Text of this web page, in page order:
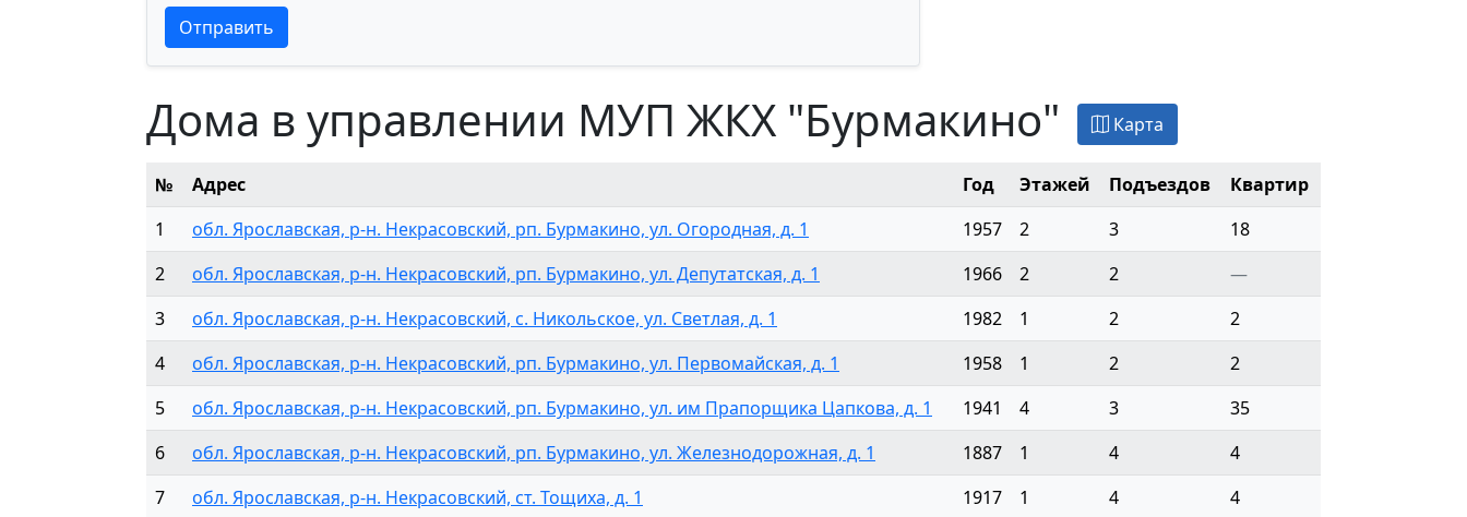
Текст отзыва
Текст отзыва
Отправить
Дома в управлении МУП ЖКХ "Бурмакино" Карта
№ Адрес Год Этажей Подъездов
Квартир
1
обл. Ярославская, р-н. Некрасовский, рп. Бурмакино, ул. Огородная, д. 1 1957 2 3
18
2
обл. Ярославская, р-н. Некрасовский, рп. Бурмакино, ул. Депутатская, д. 1 1966 2 2
—
3
обл. Ярославская, р-н. Некрасовский, с. Никольское, ул. Светлая, д. 1 1982 1 2
2
4
обл. Ярославская, р-н. Некрасовский, рп. Бурмакино, ул. Первомайская, д. 1 1958 1 2
2
5
обл. Ярославская, р-н. Некрасовский, рп. Бурмакино, ул. им Прапорщика Цапкова, д. 1 1941 4 3
35
6
обл. Ярославская, р-н. Некрасовский, рп. Бурмакино, ул. Железнодорожная, д. 1 1887 1 4
4
7
обл. Ярославская, р-н. Некрасовский, ст. Тощиха, д. 1 1917 1 4 4